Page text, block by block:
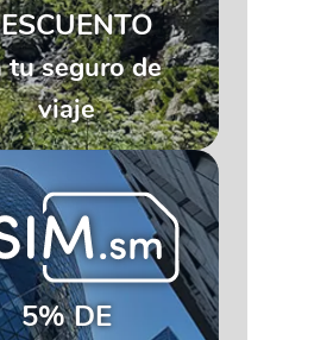
tu seguro de
viaje
5% DE